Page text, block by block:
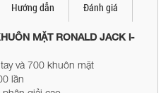
Hướng dẫn Đánh giá
MẶT RONALD JACK i-
và 700 khuôn mặt
lần